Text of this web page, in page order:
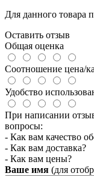
Для данного товара
Оставить отзыв
Общая оценка
Соотношение цена/
Удобство
При написании
вопросы:
- Как вам качество
- Как вам доставка?
- Как вам цены?
Ваше имя (для